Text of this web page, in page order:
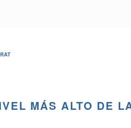
MÁS ALTO DE